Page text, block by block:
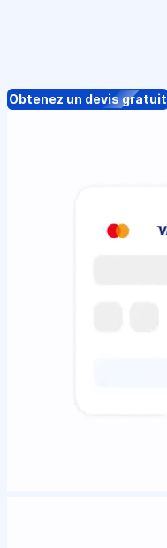
Obtenez un devis gratuit